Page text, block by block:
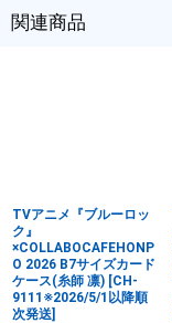
関連商品
TVアニメ『ブルーロッ
ク』
×COLLABOCAFEHONP
O 2026 B7サイズカード
ケース(糸師 凛) [CH-
9111※2026/5/1以降順
次発送]